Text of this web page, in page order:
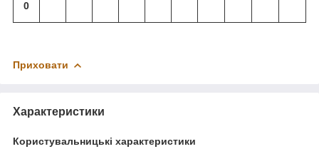
0
Приховати
Характеристики
Користувальницькі характеристики